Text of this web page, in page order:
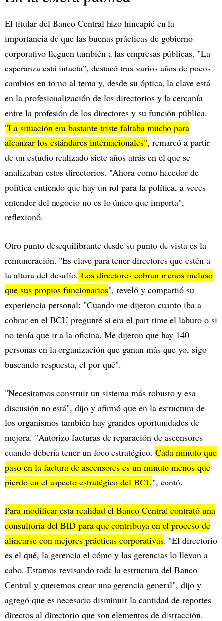
El titular del Banco Central hizo hincapié en la
importancia de que las buenas prácticas de gobierno
corporativo lleguen también a las empresas públicas. "La
esperanza está intacta", destacó tras varios años de pocos
cambios en torno al tema y, desde su óptica, la clave está
en la profesionalización de los directorios y la cercanía
entre la profesión de los directores y su función pública.
"La situación era bastante triste faltaba mucho para
alcanzar los estándares internacionales", remarcó a partir
de un estudio realizado siete años atrás en el que se
analizaban estos directorios. "Ahora como hacedor de
política entiendo que hay un rol para la política, a veces
entender del negocio no es lo único que importa",
reflexionó.
Otro punto desequilibrante desde su punto de vista es la
remuneración. "Es clave para tener directores que estén a
la altura del desafío. Los directores cobran menos incluso
que sus propios funcionarios", reveló y compartió su
experiencia personal: "Cuando me dijeron cuanto iba a
cobrar en el BCU pregunté si era el part time el laburo o si
no tenía que ir a la oficina. Me dijeron que hay 140
personas en la organización que ganan más que yo, sigo
buscando respuesta, el por qué".
"Necesitamos construir un sistema más robusto y esa
discusión no está", dijo y afirmó que en la estructura de
los organismos también hay grandes oportunidades de
mejora. "Autorizo facturas de reparación de ascensores
cuando debería tener un foco estratégico. Cada minuto que
paso en la factura de ascensores es un minuto menos que
pierdo en el aspecto estratégico del BCU", contó.
Para modificar esta realidad el Banco Central contrató una
consultoría del BID para que contribuya en el proceso de
alinearse con mejores prácticas corporativas. "El directorio
es el qué, la gerencia el cómo y las gerencias lo llevan a
cabo. Estamos revisando toda la estructura del Banco
Central y queremos crear una gerencia general", dijo y
agregó que es necesario disminuir la cantidad de reportes
directos al directorio que son elementos de distracción.